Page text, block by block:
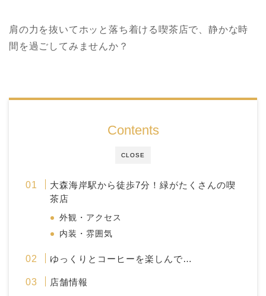
肩の力を抜いてホッと落ち着ける喫茶店で、静かな時
間を過ごしてみませんか？
CLOSE
Contents
大森海岸駅から徒歩7分！緑がたくさんの喫
茶店
外観・アクセス
内装・雰囲気
ゆっくりとコーヒーを楽しんで…
店舗情報